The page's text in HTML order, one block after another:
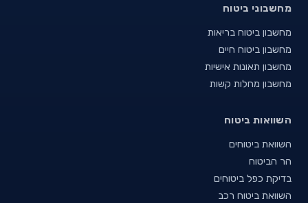
מחשבוני ביטוח
מחשבון ביטוח בריאות
מחשבון ביטוח חיים
מחשבון תאונות אישיות
מחשבון מחלות קשות
השוואות ביטוח
השוואת ביטוחים
הר הביטוח
בדיקת כפל ביטוחים
השוואת ביטוח רכב